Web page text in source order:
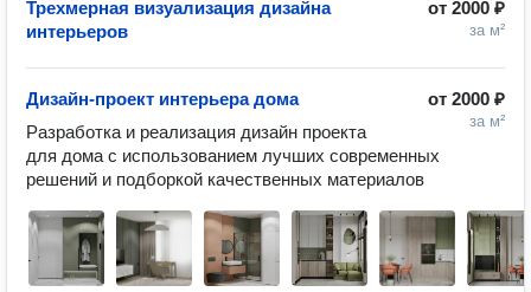
от 2000 ₽
за м²
Трехмерная визуализация дизайна
интерьеров
от 2000 ₽
за м²
Дизайн-проект интерьера дома
Разработка и реализация дизайн проекта
для дома с использованием лучших современных
решений и подборкой качественных материалов